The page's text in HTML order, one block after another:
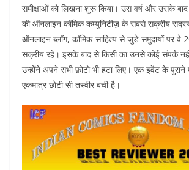
समीक्षाओं को लिखना शुरू किया। उस वर्ष और उसके
की ऑनलाइन कॉमिक कम्युनिटीज़ के सबसे सक्रीय
ऑनलाइन ब्लॉग, कॉमिक-साहित्य से जुड़े समुदायों पर
सक्रीय रहे। इसके बाद से किसी का उनसे कोई संपर्क
उन्होंने अपने सभी फ़ोटो भी हटा लिए। एक इवेंट के
एकमात्र छोटी सी तस्वीर बची है।